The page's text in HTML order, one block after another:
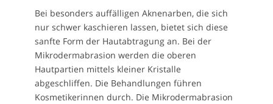
Bei besonders auffälligen Aknenarben, die sich
nur schwer kaschieren lassen, bietet sich diese
sanfte Form der Hautabtragung an. Bei der
Mikrodermabrasion werden die oberen
Hautpartien mittels kleiner Kristalle
abgeschliffen. Die Behandlungen führen
Kosmetikerinnen durch. Die Mikrodermabrasion